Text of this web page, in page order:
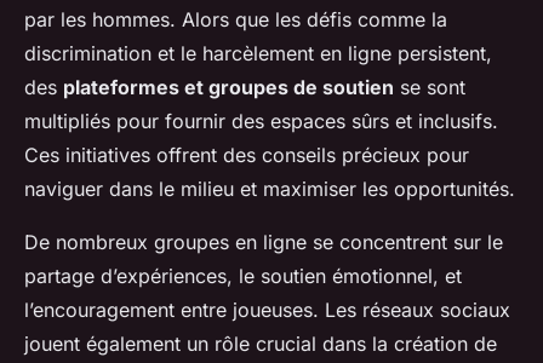
par les hommes. Alors que les défis comme la
discrimination et le harcèlement en ligne persistent,
des plateformes et groupes de soutien se sont
multipliés pour fournir des espaces sûrs et inclusifs.
Ces initiatives offrent des conseils précieux pour
naviguer dans le milieu et maximiser les opportunités.
De nombreux groupes en ligne se concentrent sur le
partage d’expériences, le soutien émotionnel, et
l’encouragement entre joueuses. Les réseaux sociaux
jouent également un rôle crucial dans la création de